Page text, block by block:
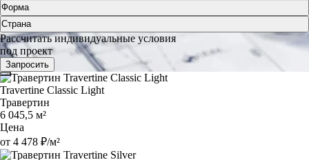
Форма
Страна
Рассчитать индивидуальные условия
под проект
Запросить
Travertine Classic Light
Травертин
6 045,5 м²
Цена
от 4 478 ₽/м²